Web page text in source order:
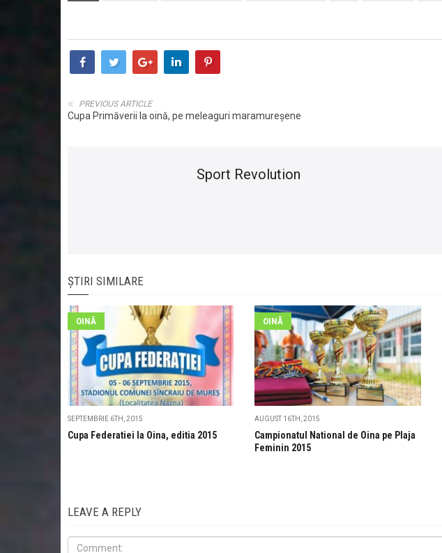
PREVIOUS ARTICLE
Cupa Primăverii la oină, pe meleaguri maramureşene
Sport Revolution
ȘTIRI SIMILARE
OINĂ
SEPTEMBRIE 6TH, 2015
Cupa Federatiei la Oina, editia 2015
OINĂ
AUGUST 16TH, 2015
Campionatul National de Oina pe Plaja
Feminin 2015
LEAVE A REPLY